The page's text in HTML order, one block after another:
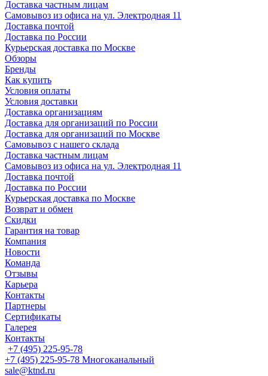
Доставка частным лицам
Самовывоз из офиса на ул. Электродная 11
Доставка почтой
Доставка по России
Курьерская доставка по Москве
Обзоры
Бренды
Как купить
Условия оплаты
Условия доставки
Доставка организациям
Доставка для организаций по России
Доставка для организаций по Москве
Самовывоз с нашего склада
Доставка частным лицам
Самовывоз из офиса на ул. Электродная 11
Доставка почтой
Доставка по России
Курьерская доставка по Москве
Возврат и обмен
Скидки
Гарантия на товар
Компания
Новости
Команда
Отзывы
Карьера
Контакты
Партнеры
Сертификаты
Галерея
Контакты
+7 (495) 225-95-78
+7 (495) 225-95-78 Многоканальный
sale@ktnd.ru